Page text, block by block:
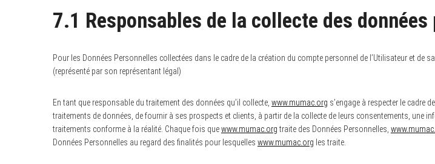
7.1 Responsables de la collecte des
Pour les Données Personnelles collectées dans le cadre de la création du compte personnel de l’Utilisateur et
(représenté par son représentant légal)
En tant que responsable du traitement des données qu’il collecte, www.mumac.org s’engage à respecter le cadre
traitements de données, de fournir à ses prospects et clients, à partir de la collecte de leurs consentements, une
traitements conforme à la réalité. Chaque fois quewww.mumac.org traite des Données Personnelles,
Données Personnelles au regard des finalités pour lesquelles www.mumac.org les traite.